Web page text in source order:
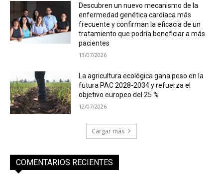
Descubren un nuevo mecanismo de la
enfermedad genética cardíaca más
frecuente y confirman la eficacia de un
tratamiento que podría beneficiar a más
pacientes
13/07/2026
La agricultura ecológica gana peso en la
futura PAC 2028-2034 y refuerza el
objetivo europeo del 25 %
12/07/2026
Cargar más
COMENTARIOS RECIENTES